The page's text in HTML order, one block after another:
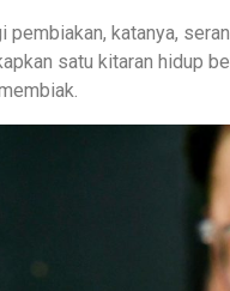
pembiakan, katanya,
satu kitaran hidup